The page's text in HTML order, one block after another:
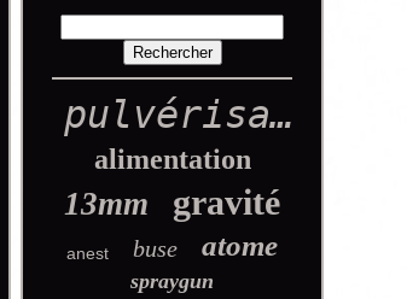
pulvérisation
alimentation
13mm gravité
anest buse atome
spraygun